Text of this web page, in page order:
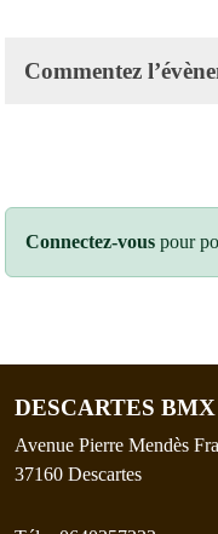
Commentez
Connectez-vous pour
DESCARTES BMX
Avenue Pierre Mendès
37160 Descartes